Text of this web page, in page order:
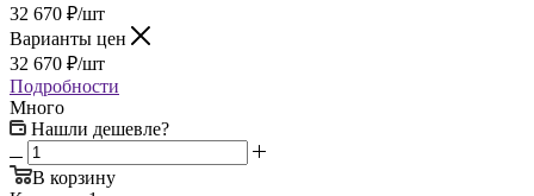
32 670 ₽/шт
Варианты цен
32 670 ₽/шт
Подробности
Много
Нашли дешевле?
В корзину